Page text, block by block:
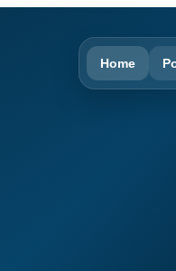
Home